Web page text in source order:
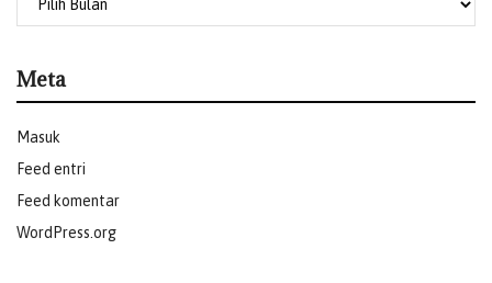
Meta
Masuk
Feed entri
Feed komentar
WordPress.org